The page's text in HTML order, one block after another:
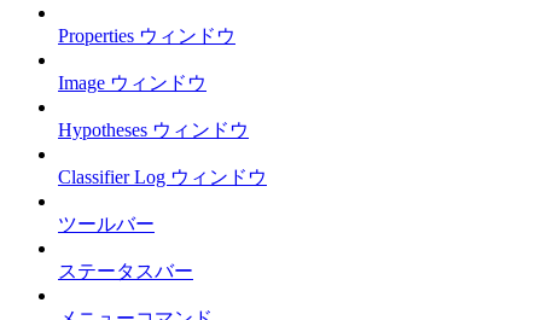
Properties ウィンドウ
Image ウィンドウ
Hypotheses ウィンドウ
Classifier Log ウィンドウ
ツールバー
ステータスバー